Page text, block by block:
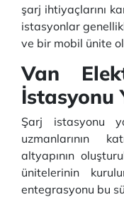
şarj ihtiyaçlarını
istasyonlar
ve bir mobil ünite
Van
İstasyonu
Şarj istasyonu
uzmanlarının
altyapının
ünitelerinin
entegrasyonu bu